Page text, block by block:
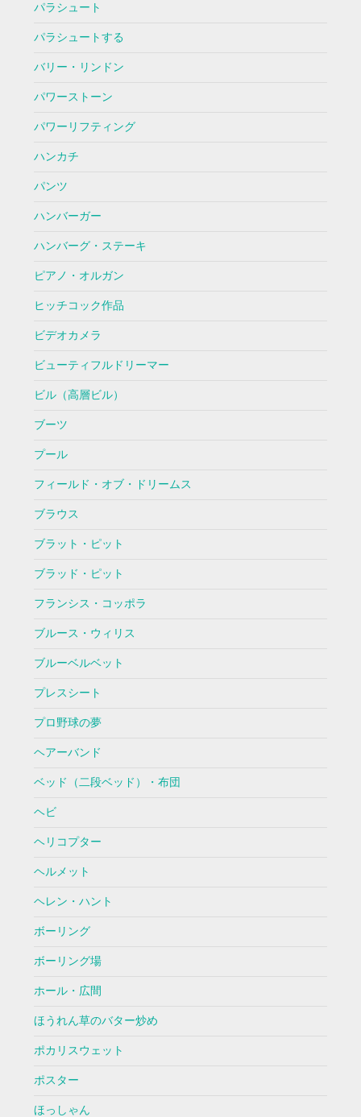
パラシュート
パラシュートする
バリー・リンドン
パワーストーン
パワーリフティング
ハンカチ
パンツ
ハンバーガー
ハンバーグ・ステーキ
ピアノ・オルガン
ヒッチコック作品
ビデオカメラ
ビューティフルドリーマー
ビル（高層ビル）
ブーツ
プール
フィールド・オブ・ドリームス
ブラウス
ブラット・ピット
ブラッド・ピット
フランシス・コッポラ
ブルース・ウィリス
ブルーベルベット
プレスシート
プロ野球の夢
ヘアーバンド
ベッド（二段ベッド）・布団
ヘビ
ヘリコプター
ヘルメット
ヘレン・ハント
ボーリング
ボーリング場
ホール・広間
ほうれん草のバター炒め
ポカリスウェット
ポスター
ほっしゃん